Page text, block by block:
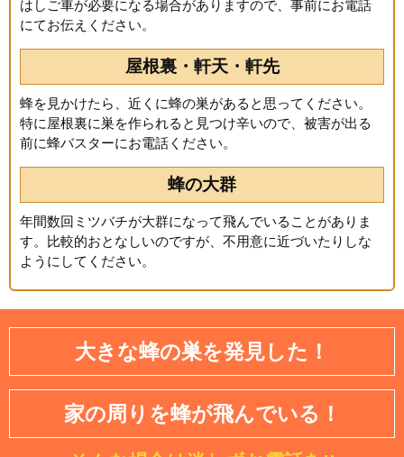
はしご車が必要になる場合がありますので、事前にお電話
にてお伝えください。
屋根裏・軒天・軒先
蜂を見かけたら、近くに蜂の巣があると思ってください。
特に屋根裏に巣を作られると見つけ辛いので、被害が出る
前に蜂バスターにお電話ください。
蜂の大群
年間数回ミツバチが大群になって飛んでいることがありま
す。比較的おとなしいのですが、不用意に近づいたりしな
ようにしてください。
大きな蜂の巣を発見した！
家の周りを蜂が飛んでいる！